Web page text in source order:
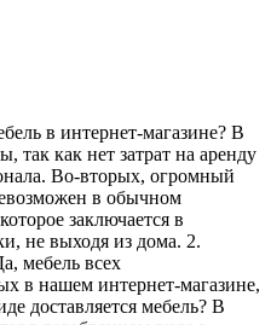
в интернет-магазине? В
так как нет затрат на аренду
Во-вторых, огромный
в обычном
заключается в
не выходя из дома. 2.
мебель всех
в нашем интернет-магазине,
доставляется мебель? В